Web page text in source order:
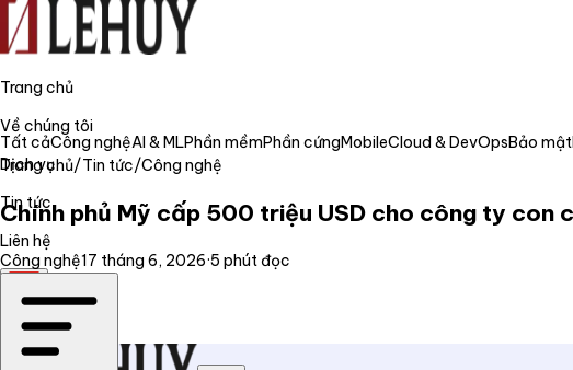
Trang chủ
Về chúng tôi
Dịch vụ
Tin tức
Liên hệ
Tất cảCông nghệAI & MLPhần mềmPhần cứngMobileCloud & DevOpsBảo mật
Trang chủ/Tin tức/Công nghệ
Chính phủ Mỹ cấp 500 triệu USD cho công ty con
Công nghệ17 tháng 6, 2026·5 phút đọc